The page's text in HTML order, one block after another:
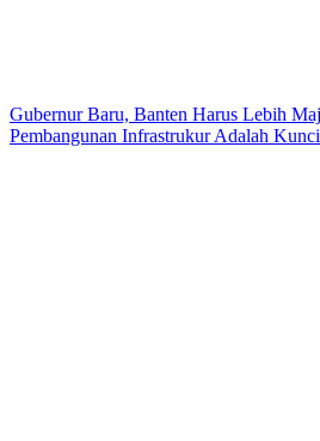
Gubernur Baru, Banten Harus Lebih
Pembangunan Infrastrukur Adalah Kunci